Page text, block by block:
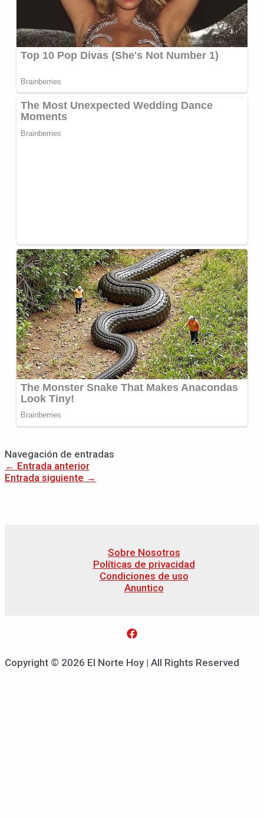
Navegación de entradas
← Entrada anterior
Entrada siguiente →
Sobre Nosotros
Políticas de privacidad
Condiciones de uso
Anuntico
Copyright © 2026 El Norte Hoy | All Rights Reserved